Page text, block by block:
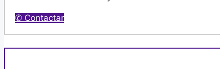
✆ Contactar